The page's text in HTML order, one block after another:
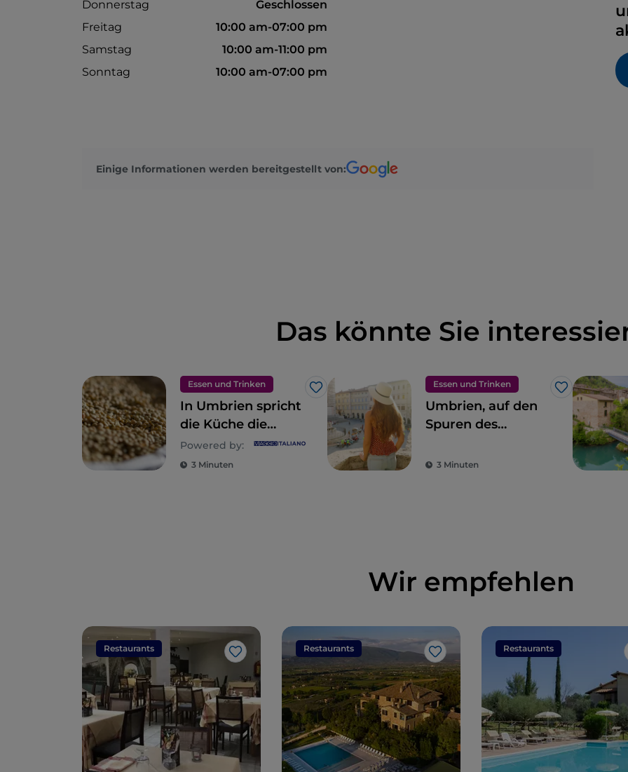
Donnerstag
Geschlossen
Freitag
10:00 am-07:00 pm
Samstag
10:00 am-11:00 pm
Sonntag
10:00 am-07:00 pm
Einige Informationen werden bereitgestellt von:
Das könnte Sie
Essen und Trinken
Like
In Umbrien spricht
die Küche die
Sprache der Natur
Powered by:
3 Minuten
Essen und Trinken
Like
Umbrien, auf den
Spuren des
3 Minuten
Wir empfehlen
Restaurants
Like
Restaurants
Like
Restaurants